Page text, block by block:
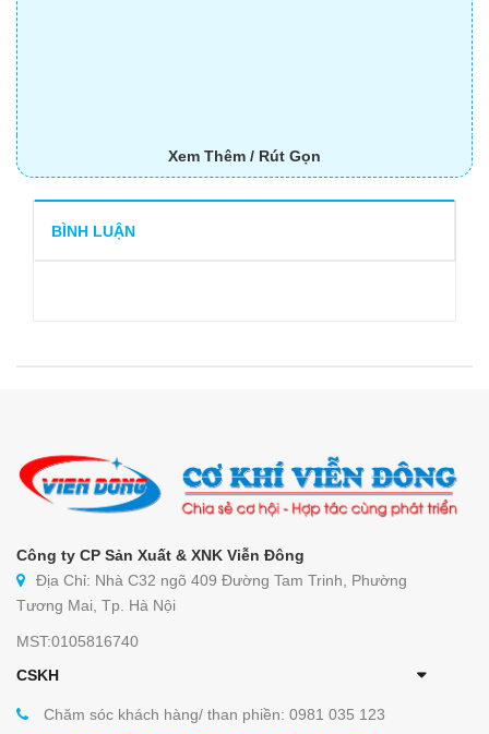
Xem Thêm / Rút Gọn
BÌNH LUẬN
Công ty CP Sản Xuất & XNK Viễn Đông
Địa Chỉ: Nhà C32 ngõ 409 Đường Tam Trinh, Phường
Tương Mai, Tp. Hà Nội
MST:0105816740
CSKH
Chăm sóc khách hàng/ than phiền: 0981 035 123
UNCATEGORIZED